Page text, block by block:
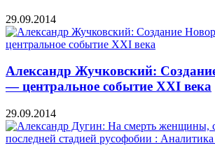
29.09.2014
Александр Жучковский:
— центральное событие XXI века
29.09.2014